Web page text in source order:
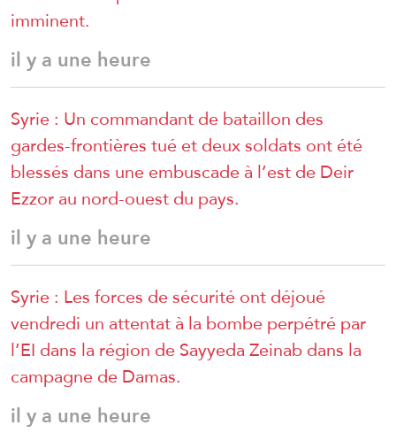
imminent.
il y a une heure
Syrie : Un commandant de bataillon des
gardes-frontières tué et deux soldats ont été
blessés dans une embuscade à l’est de Deir
Ezzor au nord-ouest du pays.
il y a une heure
Syrie : Les forces de sécurité ont déjoué
vendredi un attentat à la bombe perpétré par
l’EI dans la région de Sayyeda Zeinab dans la
campagne de Damas.
il y a une heure